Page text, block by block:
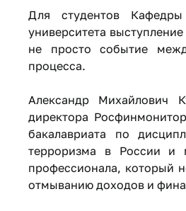
Для студентов
университета
не просто событие
процесса.
Александр Михайлович
директора
бакалавриата по
терроризма в России и
профессионала, который
отмыванию доходов и